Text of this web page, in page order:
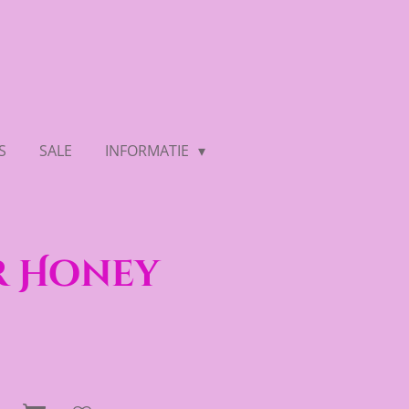
SALE INFORMATIE
Honey